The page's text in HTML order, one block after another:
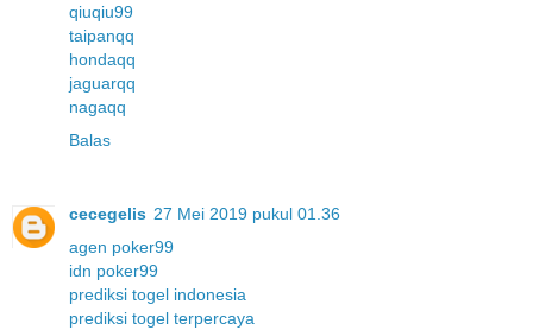
qiuqiu99
taipanqq
hondaqq
jaguarqq
nagaqq
Balas
cecegelis 27 Mei 2019 pukul 01.36
agen poker99
idn poker99
prediksi togel indonesia
prediksi togel terpercaya